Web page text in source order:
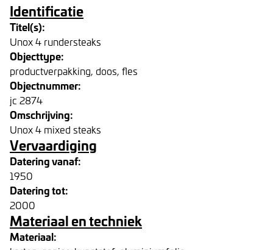
Identificatie
Titel(s):
Unox 4 rundersteaks
Objecttype:
productverpakking, doos, fles
Objectnummer:
jc 2874
Omschrijving:
Unox 4 mixed steaks
Vervaardiging
Datering vanaf:
1950
Datering tot:
2000
Materiaal en techniek
Materiaal: